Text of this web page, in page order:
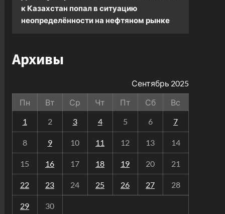
к Казахстан попал в ситуацию
неопределённости на нефтяном рынке
Архивы
Сентябрь 2025
Пн
Вт Ср Чт Пт Сб
Вс
1
2 3 4 5 6 7
8 9 10 11 12 13 14
15 16 17 18 19 20 21
22 23 24 25 26 27 28
29 30